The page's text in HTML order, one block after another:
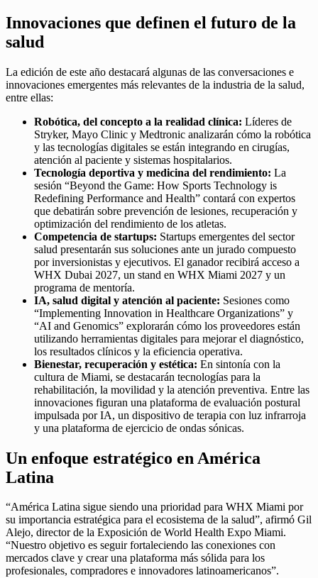
Innovaciones que definen el futuro de la
salud
La edición de este año destacará algunas de las conversaciones e
innovaciones emergentes más relevantes de la industria de la salud,
entre ellas:
Robótica, del concepto a la realidad clínica: Líderes de
Stryker, Mayo Clinic y Medtronic analizarán cómo la robótica
y las tecnologías digitales se están integrando en cirugías,
atención al paciente y sistemas hospitalarios.
Tecnología deportiva y medicina del rendimiento: La
sesión “Beyond the Game: How Sports Technology is
Redefining Performance and Health” contará con expertos
que debatirán sobre prevención de lesiones, recuperación y
optimización del rendimiento de los atletas.
Competencia de startups: Startups emergentes del sector
salud presentarán sus soluciones ante un jurado compuesto
por inversionistas y ejecutivos. El ganador recibirá acceso a
WHX Dubai 2027, un stand en WHX Miami 2027 y un
programa de mentoría.
IA, salud digital y atención al paciente: Sesiones como
“Implementing Innovation in Healthcare Organizations” y
“AI and Genomics” explorarán cómo los proveedores están
utilizando herramientas digitales para mejorar el diagnóstico,
los resultados clínicos y la eficiencia operativa.
Bienestar, recuperación y estética: En sintonía con la
cultura de Miami, se destacarán tecnologías para la
rehabilitación, la movilidad y la atención preventiva. Entre las
innovaciones figuran una plataforma de evaluación postural
impulsada por IA, un dispositivo de terapia con luz infrarroja
y una plataforma de ejercicio de ondas sónicas.
Un enfoque estratégico en América
Latina
“América Latina sigue siendo una prioridad para WHX Miami por
su importancia estratégica para el ecosistema de la salud”, afirmó Gil
Alejo, director de la Exposición de World Health Expo Miami.
“Nuestro objetivo es seguir fortaleciendo las conexiones con
mercados clave y crear una plataforma más sólida para los
profesionales, compradores e innovadores latinoamericanos”.